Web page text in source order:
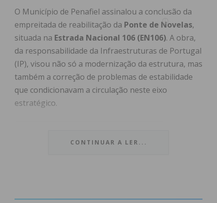
O Município de Penafiel assinalou a conclusão da
empreitada de reabilitação da Ponte de Novelas,
situada na Estrada Nacional 106 (EN106). A obra,
da responsabilidade da Infraestruturas de Portugal
(IP), visou não só a modernização da estrutura, mas
também a correção de problemas de estabilidade
que condicionavam a circulação neste eixo
estratégico.
Segurança e Mobilidade Reforçadas
CONTINUAR A LER...